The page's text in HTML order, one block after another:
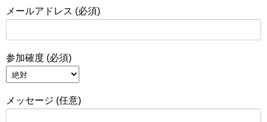
メールアドレス (必須)
参加確度 (必須)
メッセージ (任意)